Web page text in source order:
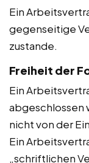
Ein
gegenseitige
zustande.
Freiheit der
Ein
abgeschlossen
nicht von der
Ein
„schriftlichen